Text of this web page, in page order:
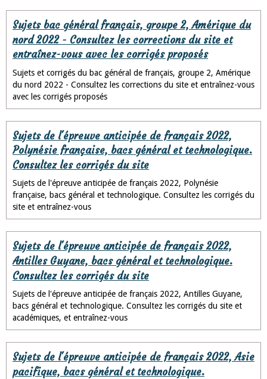
Sujets bac général français, groupe 2, Amérique du
nord 2022 - Consultez les corrections du site et
entraînez-vous avec les corrigés proposés
Sujets et corrigés du bac général de français, groupe 2, Amérique
du nord 2022 - Consultez les corrections du site et entraînez-vous
avec les corrigés proposés
Sujets de l'épreuve anticipée de français 2022,
Polynésie française, bacs général et technologique.
Consultez les corrigés du site
Sujets de l'épreuve anticipée de français 2022, Polynésie
française, bacs général et technologique. Consultez les corrigés du
site et entraînez-vous
Sujets de l'épreuve anticipée de français 2022,
Antilles Guyane, bacs général et technologique.
Consultez les corrigés du site
Sujets de l'épreuve anticipée de français 2022, Antilles Guyane,
bacs général et technologique. Consultez les corrigés du site et
académiques, et entraînez-vous
Sujets de l'épreuve anticipée de français 2022, Asie
pacifique, bacs général et technologique.